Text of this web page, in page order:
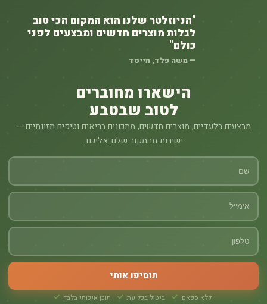
"הניוזלטר שלנו הוא המקום הכי טוב
לגלות מוצרים חדשים ומבצעים לפני
כולם"
— משה פלד, מייסד
הישארו מחוברים
לטוב שבטבע
מבצעים בלעדיים, מוצרים חדשים, מתכונים בריאים וטיפים תזונתיים —
ישירות מהמקור שלנו אליכם.
תוסיפו אותי
ללא ספאם ביטול בכל עת תוכן איכותי בלבד